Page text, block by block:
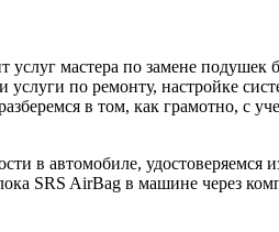
мастера по замене подушек
по ремонту, настройке
в том, как грамотно, с
в автомобиле, удостоверяемся
SRS AirBag в машине через